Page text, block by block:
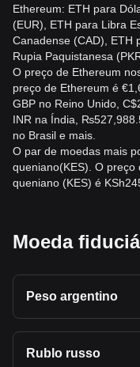
Ethereum: ETH para
(EUR), ETH para Libra
Canadense (CAD), ETH
Rupia Paquistanesa
O preço de Ethereum
preço de Ethereum é
GBP no Reino Unido,
INR na Índia,
no Brasil e mais.
O par de moedas mais
queniano(KES). O preço
queniano (KES) é
Moeda
Peso argentino
Rublo russo